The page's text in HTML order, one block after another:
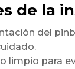
de la
del
limpio para